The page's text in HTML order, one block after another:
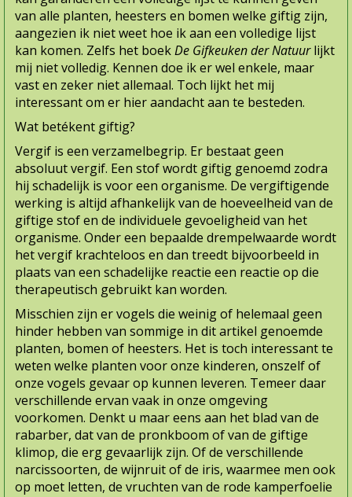
van alle planten, heesters en bomen welke giftig zijn,
aangezien ik niet weet hoe ik aan een volledige lijst
kan komen. Zelfs het boekDe Gifkeuken der Natuurlijkt
mij niet volledig. Kennen doe ik er wel enkele, maar
vast en zeker niet allemaal. Toch lijkt het mij
interessant om er hier aandacht aan te besteden.
Wat betékent giftig?
Vergif is een verzamelbegrip. Er bestaat geen
absoluut vergif. Een stof wordt giftig genoemd zodra
hij schadelijk is voor een organisme. De vergiftigende
werking is altijd afhankelijk van de hoeveel­heid van de
giftige stof en de individuele gevoeligheid van het
organisme. Onder een bepaalde drempelwaarde wordt
het vergif krachteloos en dan treedt bijvoorbeeld in
plaats van een schadelijke reactie een reactie op die
therapeutisch gebruikt kan worden.
Misschien zijn er vogels die weinig of helemaal geen
hinder hebben van sommige in dit artikel genoemde
planten, bomen of heesters. Het is toch interessant te
weten welke planten voor onze kinderen, onszelf of
onze vogels gevaar op kunnen leve­ren. Temeer daar
verschillende ervan vaak in onze omgeving
voorkomen. Denkt u maar eens aan het blad van de
rabarber, dat van de pronkboom of van de giftige
klimop, die erg gevaarlijk zijn. Of de verschillende
narcissoorten, de wijnruit of de iris, waarmee men ook
op moet letten, de vruchten van de rode kamperfoelie